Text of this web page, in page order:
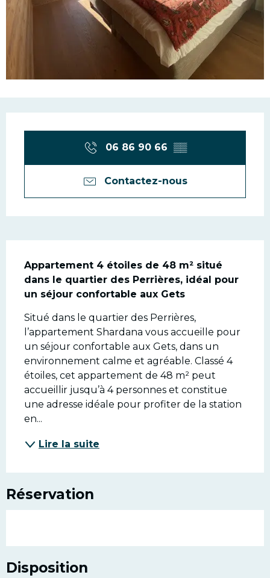
Ouverture et
06 86 90 66 ▒▒
Contactez-nous
Description
Appartement 4 étoiles de 48 m² situé
dans le quartier des Perrières, idéal pour
un séjour confortable aux Gets
Situé dans le quartier des Perrières,
l’appartement Shardana vous accueille pour
un séjour confortable aux Gets, dans un
environnement calme et agréable. Classé 4
étoiles, cet appartement de 48 m² peut
accueillir jusqu’à 4 personnes et constitue
une adresse idéale pour profiter de la station
en...
Lire la suite
Réservation
Disposition